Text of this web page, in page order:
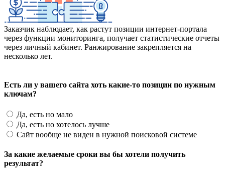
Заказчик наблюдает, как растут позиции интернет-портала
через функции мониторинга, получает статистические отчеты
через личный кабинет. Ранжирование закрепляется на
несколько лет.
Есть ли у вашего сайта хоть какие-то позиции по нужным
ключам?
Да, есть но мало
Да, есть но хотелось лучше
Сайт вообще не виден в нужной поисковой системе
За какие желаемые сроки вы бы хотели получить
результат?